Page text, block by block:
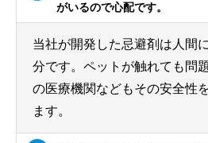
がいるので心配です。
当社が開発した忌避剤は人間
分です。ペットが触れても問
の医療機関などもその安全性
ます。